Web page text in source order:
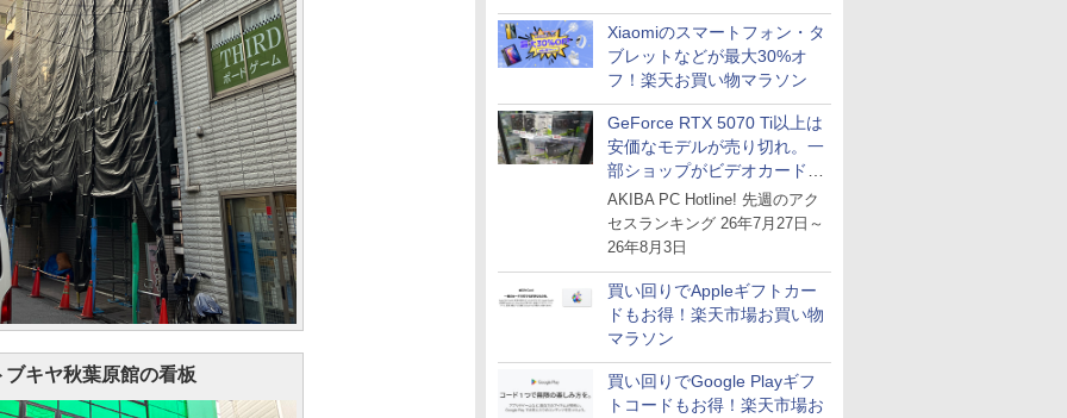
騰 [8月前半のメモリ価格]
Xiaomiのスマートフォン・タ
ブレットなどが最大30%オ
フ！楽天お買い物マラソン
GeForce RTX 5070 Ti以上は
安価なモデルが売り切れ。一
部ショップがビデオカードの
購入制限を実施したニュース
が注目を集める
AKIBA PC Hotline! 先週のアク
セスランキング 26年7月27日～
26年8月3日
買い回りでAppleギフトカー
ドもお得！楽天市場お買い物
マラソン
買い回りでGoogle Playギフ
トコードもお得！楽天市場お
ブキヤ秋葉原館の看板